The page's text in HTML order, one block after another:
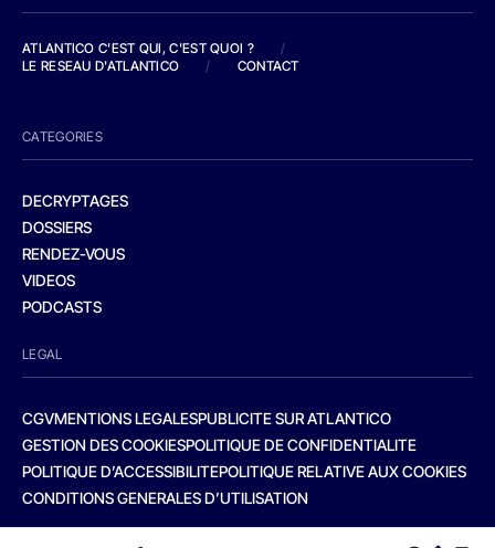
ATLANTICO C'EST QUI, C'EST QUOI ?
/
LE RESEAU D'ATLANTICO
/ CONTACT
CATEGORIES
DECRYPTAGES
DOSSIERS
RENDEZ-VOUS
VIDEOS
PODCASTS
LEGAL
CGVMENTIONS LEGALESPUBLICITE SUR ATLANTICO
GESTION DES COOKIESPOLITIQUE DE CONFIDENTIALITE
POLITIQUE D’ACCESSIBILITEPOLITIQUE RELATIVE AUX COOKIES
CONDITIONS GENERALES D’UTILISATION